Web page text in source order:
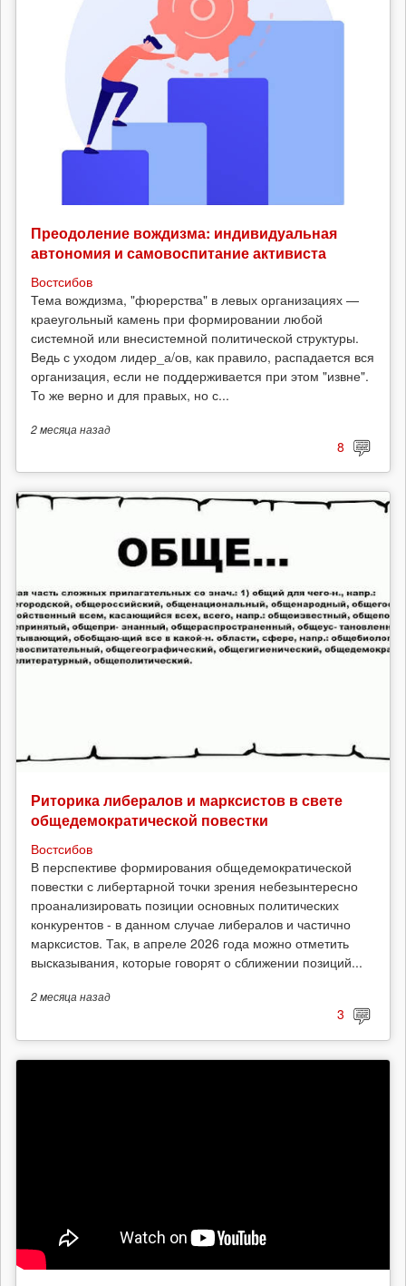
Преодоление вождизма: индивидуальная
автономия и самовоспитание активиста
Востсибов
Тема вождизма, "фюрерства" в левых организациях —
краеугольный камень при формировании любой
системной или внесистемной политической структуры.
Ведь с уходом лидер_а/ов, как правило, распадается вся
организация, если не поддерживается при этом "извне".
То же верно и для правых, но с...
2 месяца назад
8
Риторика либералов и марксистов в свете
общедемократической повестки
Востсибов
В перспективе формирования общедемократической
повестки с либертарной точки зрения небезынтересно
проанализировать позиции основных политических
конкурентов - в данном случае либералов и частично
марксистов. Так, в апреле 2026 года можно отметить
высказывания, которые говорят о сближении позиций...
2 месяцаназад
3